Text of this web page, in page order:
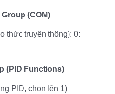
(COM)
thức truyền thông): 0:
(PID Functions)
PID, chọn lên 1)